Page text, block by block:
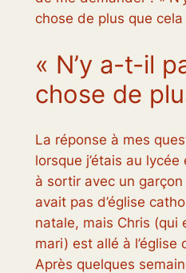
chose de plus que cela
« N’y a-t-il
chose de
La réponse à mes
lorsque j’étais au lycée
à sortir avec un garçon
avait pas d’église
natale, mais Chris (qui
mari) est allé à l’église
Après quelques